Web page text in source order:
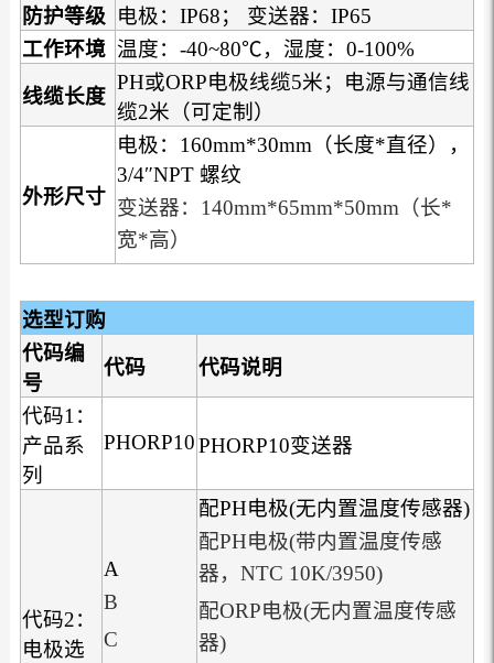
防护等级 电极：IP68； 变送器：IP65
工作环境 温度：-40~80℃，湿度：0-100%
线缆长度
PH或ORP电极线缆5米；电源与通信线
缆2米（可定制）
外形尺寸
电极：160mm*30mm（长度*直径），
3/4″NPT 螺纹
变送器：140mm*65mm*50mm（长*
宽*高）
选型订购
代码编
号
代码 代码说明
代码1：
产品系
列
PHORP10PHORP10变送器
代码2：
电极选
A
B
C
配PH电极(无内置温度传感器)
配PH电极(带内置温度传感
器，NTC 10K/3950)
配ORP电极(无内置温度传感
器)